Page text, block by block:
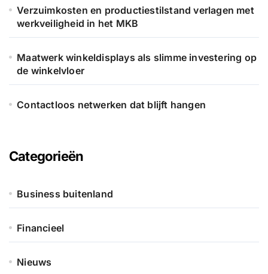
Verzuimkosten en productiestilstand verlagen met
werkveiligheid in het MKB
Maatwerk winkeldisplays als slimme investering op
de winkelvloer
Contactloos netwerken dat blijft hangen
Categorieën
Business buitenland
Financieel
Nieuws